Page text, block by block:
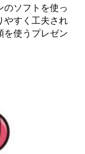
ソフトを使っ
やすく工夫され
を使うプレゼン